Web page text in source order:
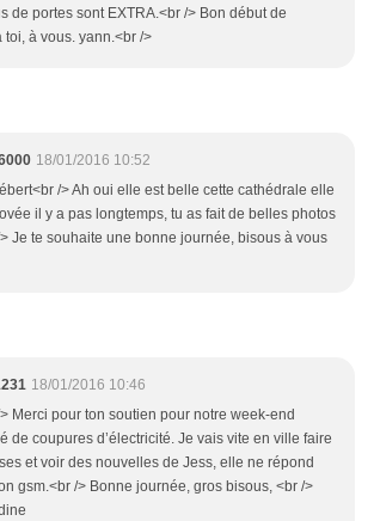
de portes sont EXTRA.<br /> Bon début de
toi, à vous. yann.<br />
18/01/2016 10:52
/> Ah oui elle est belle cette cathédrale elle
il y a pas longtemps, tu as fait de belles photos
Je te souhaite une bonne journée, bisous à vous
18/01/2016 10:46
Merci pour ton soutien pour notre week-end
de coupures d’électricité. Je vais vite en ville faire
et voir des nouvelles de Jess, elle ne répond
gsm.<br /> Bonne journée, gros bisous, <br />